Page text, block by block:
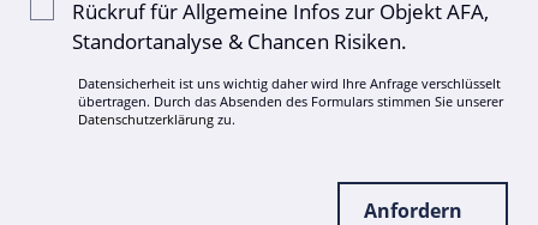
Rückruf für Allgemeine Infos zur Objekt AFA,
Standortanalyse & Chancen Risiken.
Datensicherheit ist uns wichtig daher wird Ihre Anfrage verschlüsselt
übertragen. Durch das Absenden des Formulars stimmen Sie unserer
Datenschutzerklärung zu.
Anfordern